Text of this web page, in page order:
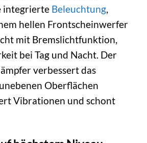
integrierte Beleuchtung
hellen Frontscheinwerfer
mit Bremslichtfunktion,
bei Tag und Nacht. Der
verbessert das
Oberflächen
Vibrationen und schont